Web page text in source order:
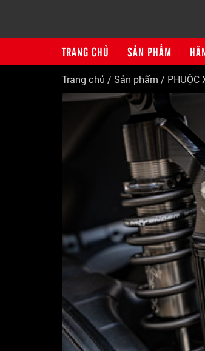
TRANG CHỦ SẢN PHẨM
Trang chủ / Sản phẩm / PHUỘC